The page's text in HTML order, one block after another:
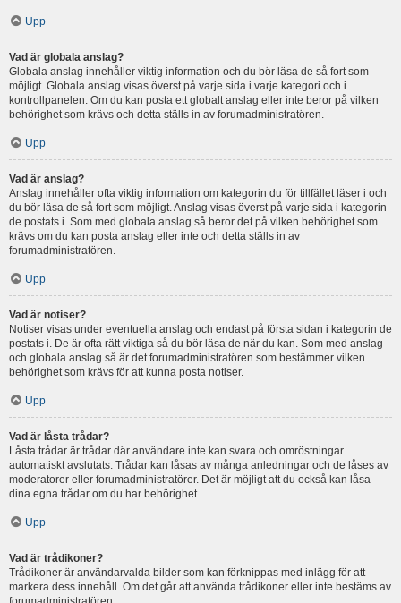
Upp
Vad är globala anslag?
Globala anslag innehåller viktig information och du bör läsa de så fort som
möjligt. Globala anslag visas överst på varje sida i varje kategori och i
kontrollpanelen. Om du kan posta ett globalt anslag eller inte beror på vilken
behörighet som krävs och detta ställs in av forumadministratören.
Upp
Vad är anslag?
Anslag innehåller ofta viktig information om kategorin du för tillfället läser i och
du bör läsa de så fort som möjligt. Anslag visas överst på varje sida i kategorin
de postats i. Som med globala anslag så beror det på vilken behörighet som
krävs om du kan posta anslag eller inte och detta ställs in av
forumadministratören.
Upp
Vad är notiser?
Notiser visas under eventuella anslag och endast på första sidan i kategorin de
postats i. De är ofta rätt viktiga så du bör läsa de när du kan. Som med anslag
och globala anslag så är det forumadministratören som bestämmer vilken
behörighet som krävs för att kunna posta notiser.
Upp
Vad är låsta trådar?
Låsta trådar är trådar där användare inte kan svara och omröstningar
automatiskt avslutats. Trådar kan låsas av många anledningar och de låses av
moderatorer eller forumadministratörer. Det är möjligt att du också kan låsa
dina egna trådar om du har behörighet.
Upp
Vad är trådikoner?
Trådikoner är användarvalda bilder som kan förknippas med inlägg för att
markera dess innehåll. Om det går att använda trådikoner eller inte bestäms av